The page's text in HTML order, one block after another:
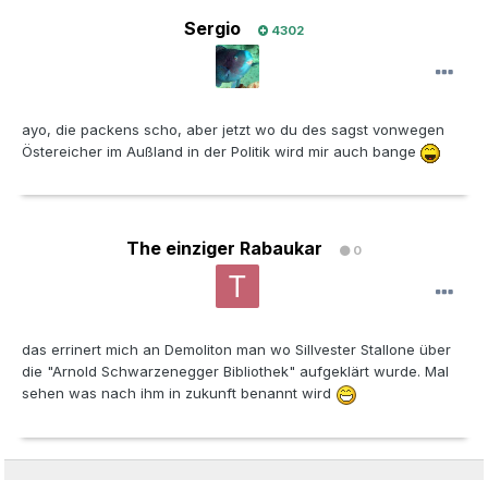
Sergio 4302
ayo, die packens scho, aber jetzt wo du des sagst vonwegen
Östereicher im Außland in der Politik wird mir auch bange
The einziger Rabaukar 0
das errinert mich an Demoliton man wo Sillvester Stallone über
die "Arnold Schwarzenegger Bibliothek" aufgeklärt wurde. Mal
sehen was nach ihm in zukunft benannt wird